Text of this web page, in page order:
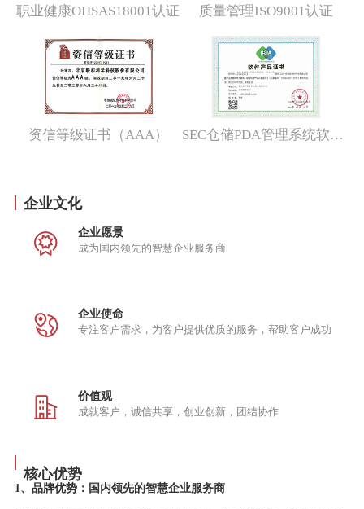
成为中国电信、中海油、新奥燃气技术服
公司成立10周年
连续签约中国电信云计算分公司、搜狐畅
游、电力科学院输变电研究所、北京测绘
研究所、华道数据、三星鹏泰等众多企业
业
成为世界500强企业值得信赖的IT服务提
2017
成为联想创投成员企业
正式挂牌新三板，股票代码：872036
通过ISO20000认证
2018
上海分公司成立
职业健康OHSAS18001认证 质量管理ISO9001认证
资信等级证书（AAA） SEC仓储PDA管理系统软件产品证书
企业文化
企业愿景
成为国内领先的智慧企业服务商
企业使命
专注客户需求，为客户提供优质的服务，帮助客户成功
价值观
成就客户，诚信共享，创业创新，团结协作
核心优势
1、品牌优势：国内领先的智慧企业服务商